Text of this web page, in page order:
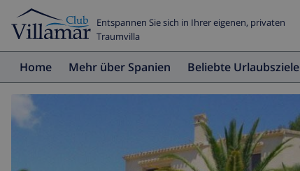
Entspannen Sie sich in Ihrer eigenen, privaten
Traumvilla
Home Mehr über Spanien Beliebte Urlaubsziele